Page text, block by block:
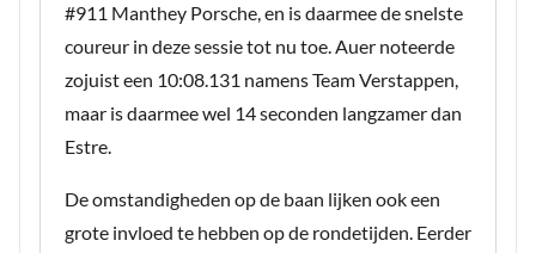
#911 Manthey Porsche, en is daarmee de snelste
coureur in deze sessie tot nu toe. Auer noteerde
zojuist een 10:08.131 namens Team Verstappen,
maar is daarmee wel 14 seconden langzamer dan
Estre.
De omstandigheden op de baan lijken ook een
grote invloed te hebben op de rondetijden. Eerder